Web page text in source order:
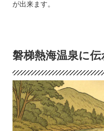
が出来ます。
磐梯熱海温泉に